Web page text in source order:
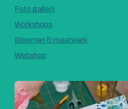
Foto gallerij
Workshops
Bloemen & maatwerk
Webshop